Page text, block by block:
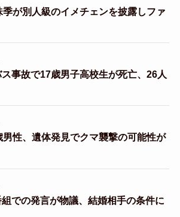
季が別人級のイメチェンを披露しファ
事故で17歳男子高校生が死亡、26人
性、遺体発見でクマ襲撃の可能性が
での発言が物議、結婚相手の条件に